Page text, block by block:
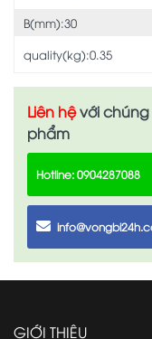
B(mm):30
quality(kg):0.35
Liên hệvới chúng
phẩm
Hotline: 0904287088
GIỚI THIỆU